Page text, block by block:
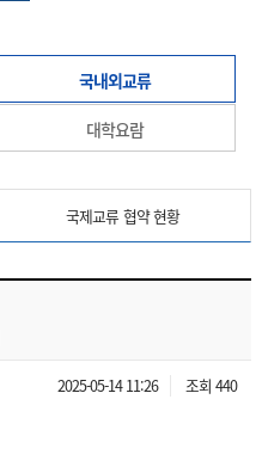
국내외교류
대학요람
국제교류 협약 현황
2025-05-14 11:26 조회 440